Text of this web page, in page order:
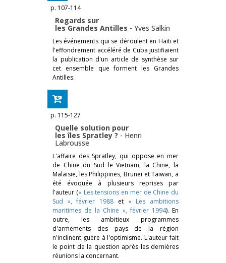
p. 107-114
Regards sur
les Grandes Antilles - Yves Salkin
Les événements qui se déroulent en Haïti et
l'effondrement accéléré de Cuba justifiaient
la publication d'un article de synthèse sur
cet ensemble que forment les Grandes
Antilles.
p. 115-127
Quelle solution pour
les îles Spratley ? - Henri
Labrousse
L'affaire des Spratley, qui oppose en mer
de Chine du Sud le Vietnam, la Chine, la
Malaisie, les Philippines, Brunei et Taiwan, a
été évoquée à plusieurs reprises par
l'auteur (« Les tensions en mer de Chine du
Sud », février 1988 et « Les ambitions
maritimes de la Chine », février 1994). En
outre, les ambitieux programmes
d'armements des pays de la région
n'inclinent guère à l'optimisme. L'auteur fait
le point de la question après les dernières
réunions la concernant.